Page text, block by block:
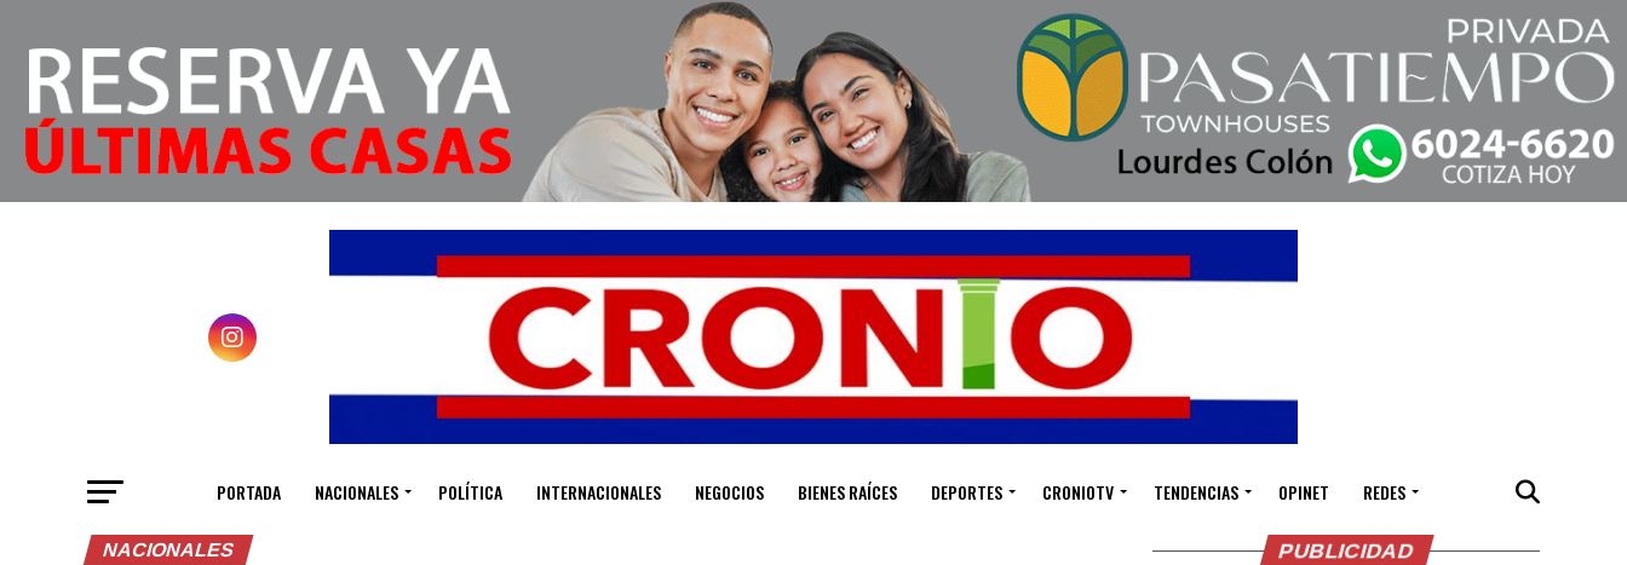
PORTADA NACIONALES POLÍTICA INTERNACIONALES NEGOCIOS BIENES RAÍCES DEPORTES CRONIOTV TENDENCIAS OPINET REDES
NACIONALES PUBLICIDAD